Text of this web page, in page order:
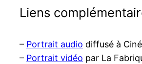
Liens
– Portrait audio diffusé à
– Portrait vidéo par La